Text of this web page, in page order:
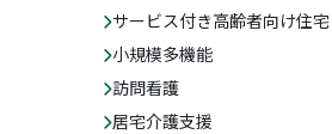
サービス付き高齢者向け住宅
小規模多機能
訪問看護
居宅介護支援